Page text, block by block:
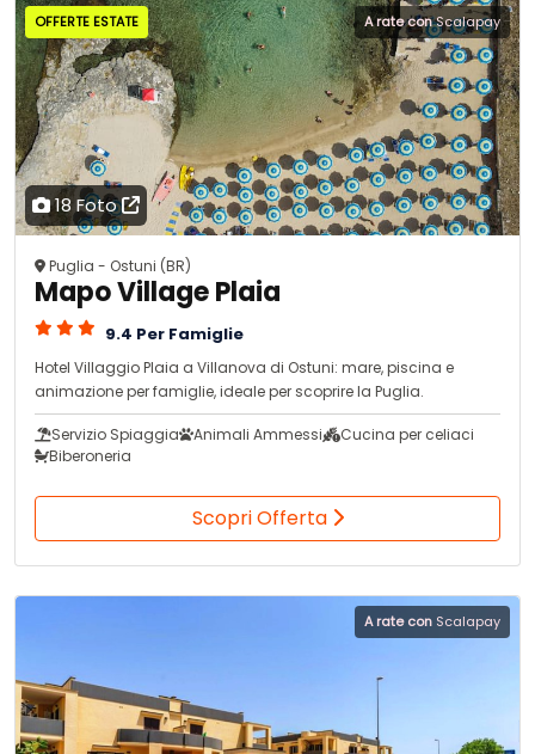
18 Foto
OFFERTE ESTATE A rate conScalapay
Puglia - Ostuni (BR)
Mapo Village Plaia
9.4 Per Famiglie
Hotel Villaggio Plaia a Villanova di Ostuni: mare, piscina e
animazione per famiglie, ideale per scoprire la Puglia.
Servizio Spiaggia Animali Ammessi
Cucina per celiaci
Biberoneria
Scopri Offerta
A rate con Scalapay